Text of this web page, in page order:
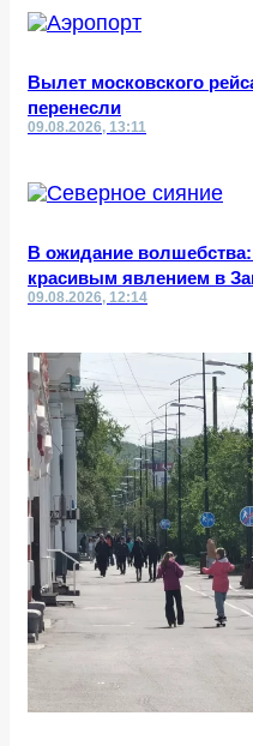
Вылет московского
перенесли
09.08.2026, 13:11
В ожидание
красивым явлением в
09.08.2026, 12:14